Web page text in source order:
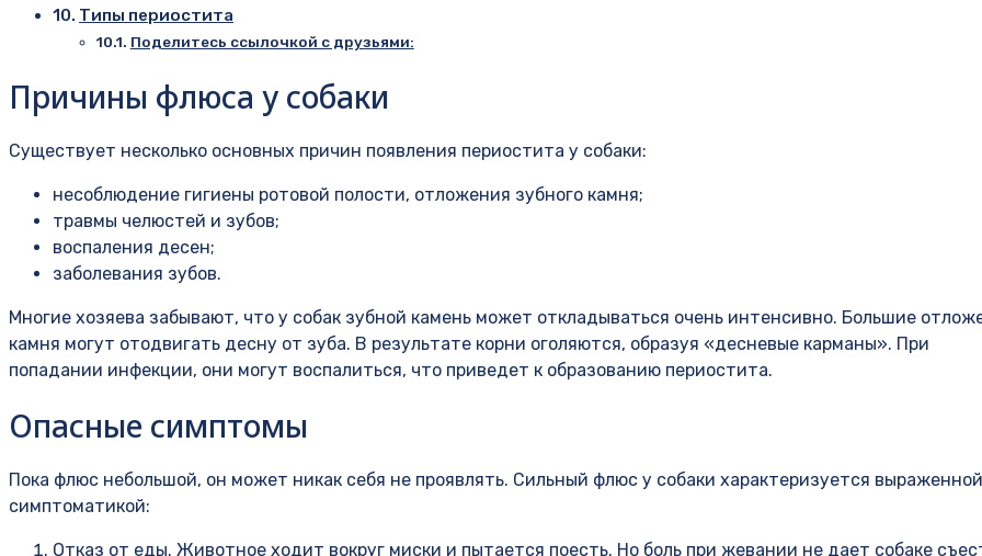
Типы периостита
Поделитесь ссылочкой с друзьями:
Причины флюса у собаки
Существует несколько основных причин появления периостита у собаки:
несоблюдение гигиены ротовой полости, отложения зубного камня;
травмы челюстей и зубов;
воспаления десен;
заболевания зубов.
Многие хозяева забывают, что у собак зубной камень может откладываться очень интенсивно. Большие
камня могут отодвигать десну от зуба. В результате корни оголяются, образуя «десневые карманы». При
попадании инфекции, они могут воспалиться, что приведет к образованию периостита.
Опасные симптомы
Пока флюс небольшой, он может никак себя не проявлять. Сильный флюс у собаки характеризуется выраженной
симптоматикой:
Отказ от еды. Животное ходит вокруг миски и пытается поесть. Но боль при жевании не дает собаке